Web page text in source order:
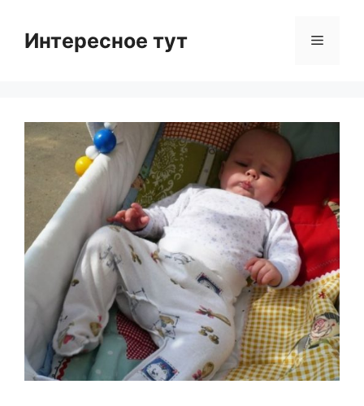
contentИнтересное тут Menu